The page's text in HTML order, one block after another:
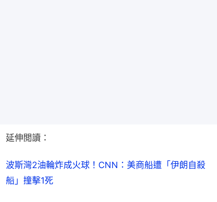
延伸閲讀：
波斯灣2油輪炸成火球！CNN：美商船遭「伊朗自殺
船」撞擊1死